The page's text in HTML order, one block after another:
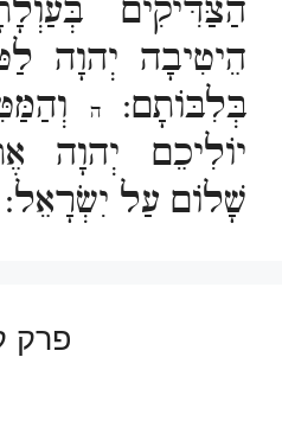
הַצַּדִּיקִים
הֵיטִיבָה יְהוָה
בְּלִבּוֹתָם:ה
יוֹלִיכֵם יְהוָה
שָׁלוֹם עַל יִשְׂרָאֵל:
פרק